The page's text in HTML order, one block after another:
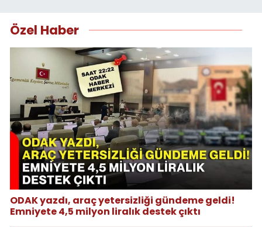
Özel Haber
ODAK yazdı, araç yetersizliği gündeme geldi!
Emniyete 4,5 milyon liralık destek çıktı